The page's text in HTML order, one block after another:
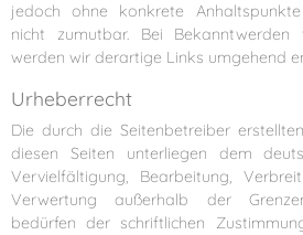
jedoch ohne konkrete
nicht zumutbar. Bei Bekanntwerden
werden wir derartige Links umgehend
Urheberrecht
Die durch die Seitenbetreiber
diesen Seiten unterliegen dem
Vervielfältigung, Bearbeitung,
Verwertung außerhalb der
bedürfen der schriftlichen